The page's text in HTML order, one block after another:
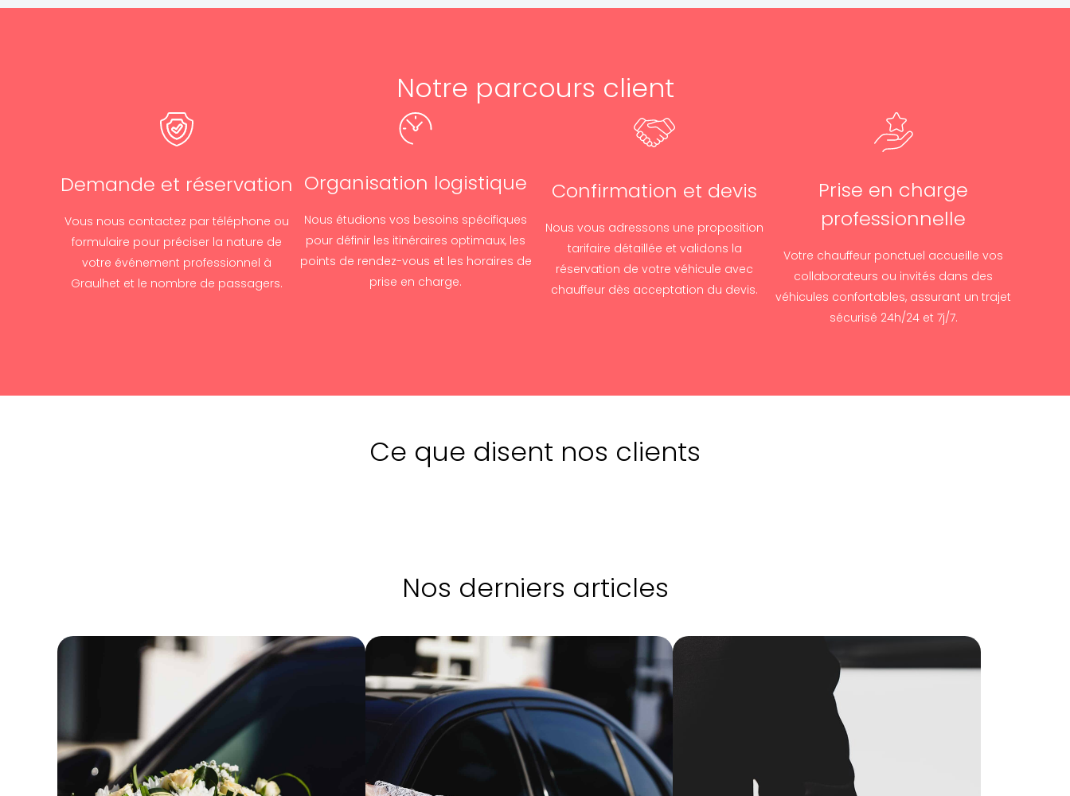
Notre parcours client
Demande et réservation
Vous nous contactez par téléphone ou
formulaire pour préciser la nature de
votre événement professionnel à
Graulhet et le nombre de passagers.
Organisation logistique
Nous étudions vos besoins spécifiques
pour définir les itinéraires optimaux, les
points de rendez-vous et les horaires de
prise en charge.
Confirmation et devis
Nous vous adressons une proposition
tarifaire détaillée et validons la
réservation de votre véhicule avec
chauffeur dès acceptation du devis.
Prise en charge
professionnelle
Votre chauffeur ponctuel accueille vos
collaborateurs ou invités dans des
véhicules confortables, assurant un trajet
sécurisé 24h/24 et 7j/7.
Ce que disent nos clients
Nos derniers articles